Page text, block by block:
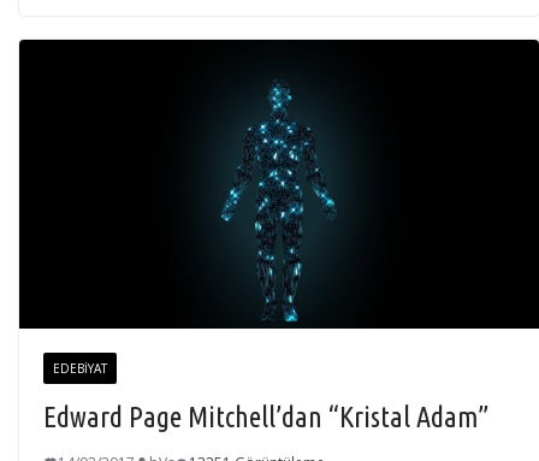
EDEBIYAT
Edward Page Mitchell’dan “Kristal Adam”